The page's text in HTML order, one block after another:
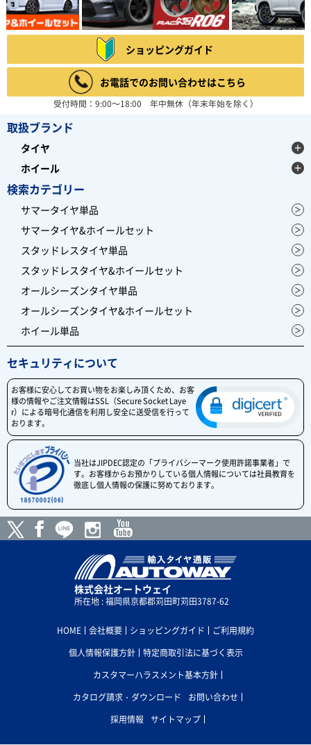
ショッピングガイド
お電話でのお問い合わせはこちら
受付時間：9:00～18:00 年中無休（年末年始を除く）
取扱ブランド
タイヤ
ホイール
検索カテゴリー
サマータイヤ単品
サマータイヤ&ホイールセット
スタッドレスタイヤ単品
スタッドレスタイヤ&ホイールセット
オールシーズンタイヤ単品
オールシーズンタイヤ&ホイールセット
ホイール単品
セキュリティについて
お客様に安心してお買い物をお楽しみ頂くため、お客
様の情報やご注文情報はSSL（Secure Socket Laye
r）による暗号化通信を利用し安全に送受信を行って
おります。
当社はJIPDEC認定の「プライバシーマーク使用許諾事業者」で
す。お客様からお預かりしている個人情報については社員教育を
徹底し個人情報の保護に努めております。
株式会社オートウェイ
所在地 : 福岡県京都郡苅田町苅田3787-62
HOME 会社概要 ショッピングガイド
ご利用規約
個人情報保護方針
特定商取引法に基づく表示
カスタマーハラスメント基本方針
カタログ請求・ダウンロード
お問い合わせ
採用情報
サイトマップ